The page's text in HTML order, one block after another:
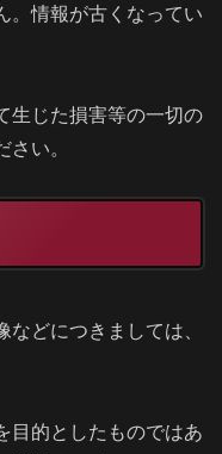
。情報が古くなってい
生じた損害等の一切の
い。
どにつきましては、
目的としたものではあ